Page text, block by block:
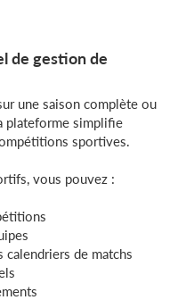
de gestion de
une saison complète ou
plateforme simplifie
sportives.
vous pouvez :
de matchs